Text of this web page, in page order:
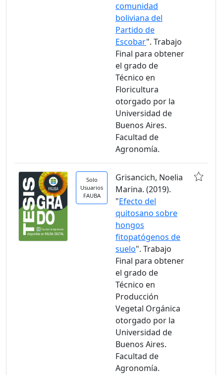
comunidad
boliviana del
Partido de
Escobar". Trabajo
Final para obtener
el grado de
Técnico en
Floricultura
otorgado por la
Universidad de
Buenos Aires.
Facultad de
Agronomía.
Solo
Usuarios
FAUBA
Grisancich, Noelia
Marina. (2019).
"Efecto del
quitosano sobre
hongos
fitopatógenos de
suelo". Trabajo
Final para obtener
el grado de
Técnico en
Producción
Vegetal Orgánica
otorgado por la
Universidad de
Buenos Aires.
Facultad de
Agronomía.